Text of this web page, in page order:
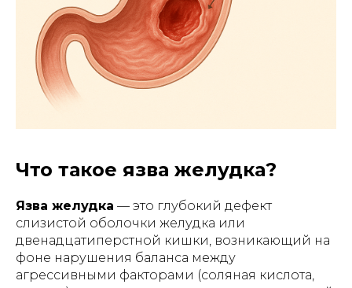
Что такое язва желудка?
Язва желудка — это глубокий дефект
слизистой оболочки желудка или
двенадцатиперстной кишки, возникающий на
фоне нарушения баланса между
агрессивными факторами (соляная кислота,